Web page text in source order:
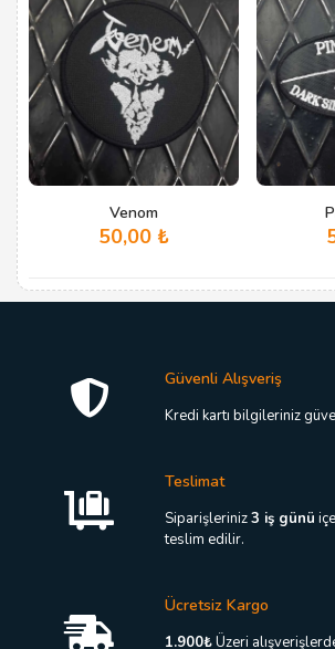
Venom
50,00 ₺
Güvenli Alışveriş
Kredi kartı bilgileriniz
Teslimat
Siparişleriniz3 iş günü
teslim edilir.
Ücretsiz Kargo
1.900₺Üzeri